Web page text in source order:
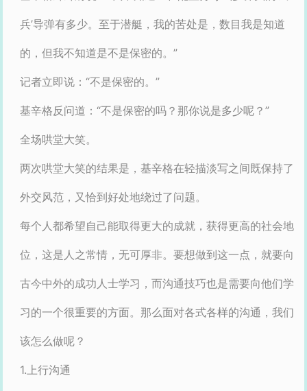
兵’导弹有多少。至于潜艇，我的苦处是，数目我是知道
的，但我不知道是不是保密的。”
记者立即说：“不是保密的。”
基辛格反问道：“不是保密的吗？那你说是多少呢？”
全场哄堂大笑。
两次哄堂大笑的结果是，基辛格在轻描淡写之间既保持了
外交风范，又恰到好处地绕过了问题。
每个人都希望自己能取得更大的成就，获得更高的社会地
位，这是人之常情，无可厚非。要想做到这一点，就要向
古今中外的成功人士学习，而沟通技巧也是需要向他们学
习的一个很重要的方面。那么面对各式各样的沟通，我们
该怎么做呢？
1.上行沟通